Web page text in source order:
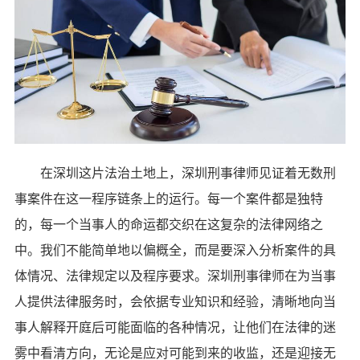
在深圳这片法治土地上，深圳刑事律师见证着无数刑
事案件在这一程序链条上的运行。每一个案件都是独特
的，每一个当事人的命运都交织在这复杂的法律网络之
中。我们不能简单地以偏概全，而是要深入分析案件的具
体情况、法律规定以及程序要求。深圳刑事律师在为当事
人提供法律服务时，会依据专业知识和经验，清晰地向当
事人解释开庭后可能面临的各种情况，让他们在法律的迷
雾中看清方向，无论是应对可能到来的收监，还是迎接无